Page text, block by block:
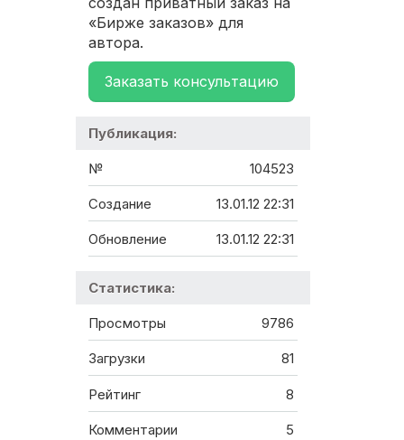
«Бирже заказов» для
автора.
Заказать консультацию
Публикация:
№ 104523
Создание 13.01.12 22:31
Обновление 13.01.12 22:31
Статистика:
Просмотры 9786
Загрузки 81
Рейтинг 8
Комментарии 5